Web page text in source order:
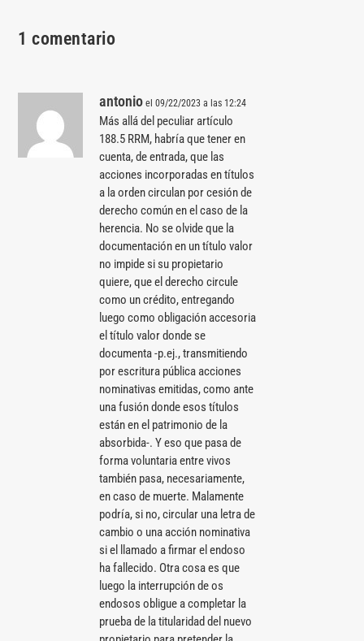
1 comentario
antonio el 09/22/2023 a las 12:24
Más allá del peculiar artículo
188.5 RRM, habría que tener en
cuenta, de entrada, que las
acciones incorporadas en títulos
a la orden circulan por cesión de
derecho común en el caso de la
herencia. No se olvide que la
documentación en un título valor
no impide si su propietario
quiere, que el derecho circule
como un crédito, entregando
luego como obligación accesoria
el título valor donde se
documenta -p.ej., transmitiendo
por escritura pública acciones
nominativas emitidas, como ante
una fusión donde esos títulos
están en el patrimonio de la
absorbida-. Y eso que pasa de
forma voluntaria entre vivos
también pasa, necesariamente,
en caso de muerte. Malamente
podría, si no, circular una letra de
cambio o una acción nominativa
si el llamado a firmar el endoso
ha fallecido. Otra cosa es que
luego la interrupción de os
endosos obligue a completar la
prueba de la titularidad del nuevo